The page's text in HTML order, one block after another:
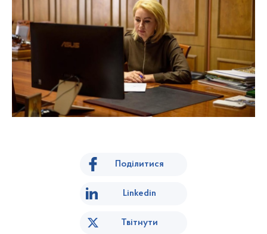
Поділитися
Linkedin
Твітнути